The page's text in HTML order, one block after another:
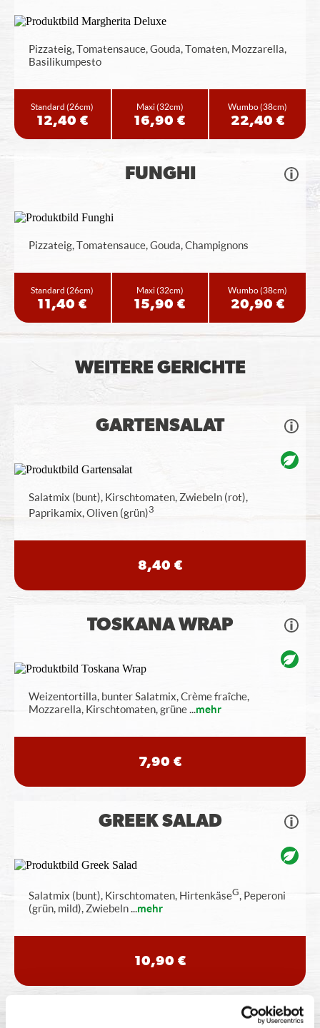
Pizzateig, Tomatensauce, Gouda, Tomaten, Mozzarella,
Basilikumpesto
Standard(26cm)
12,40 €
Maxi(32cm)
16,90 €
Wumbo(38cm)
22,40 €
FUNGHI
Pizzateig, Tomatensauce, Gouda, Champignons
Standard(26cm)
11,40 €
Maxi(32cm)
15,90 €
Wumbo(38cm)
20,90 €
WEITERE GERICHTE
GARTENSALAT
Salatmix (bunt), Kirschtomaten, Zwiebeln (rot),
Paprikamix, Oliven (grün)3
8,40 €
TOSKANA WRAP
Weizentortilla, bunter Salatmix, Crème fraîche,
Mozzarella, Kirschtomaten, grüne...mehr
7,90 €
GREEK SALAD
Salatmix (bunt), Kirschtomaten, HirtenkäseG, Peperoni
(grün, mild), Zwiebeln...mehr
10,90 €